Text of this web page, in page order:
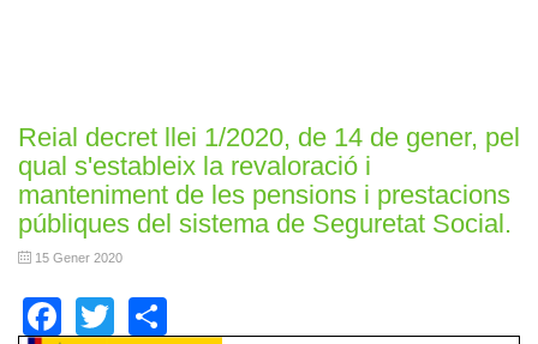
Reial decret llei 1/2020, de 14 de gener, pel
qual s'estableix la revaloració i
manteniment de les pensions i prestacions
públiques del sistema de Seguretat Social.
15 Gener 2020
Facebook
Twitter